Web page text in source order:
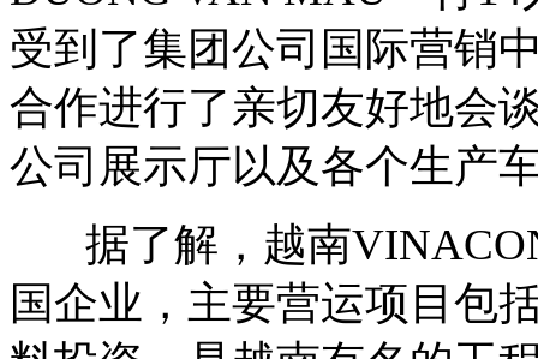
受到了集团公司国际营销
合作进行了亲切友好地会
公司展示厅以及各个生产
据了解，越南
国企业，主要营运项目包